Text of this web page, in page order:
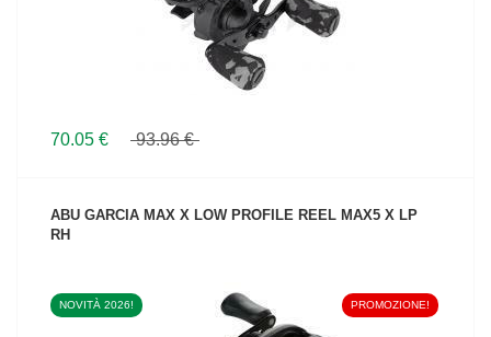
70.05 € 93.96 €
ABU GARCIA MAX X LOW PROFILE REEL MAX5 X LP
RH
VEDI IL PRODOTTO
NOVITÀ 2026! PROMOZIONE!